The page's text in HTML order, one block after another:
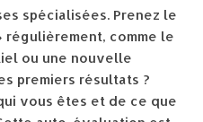
spécialisées. Prenez le
comme le
ou une nouvelle
premiers résultats ?
vous êtes et de ce que